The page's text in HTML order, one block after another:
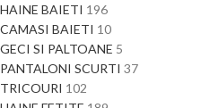
HAINE BAIETI 196
CAMASI BAIETI 10
GECI SI PALTOANE 5
PANTALONI SCURTI 37
TRICOURI 102